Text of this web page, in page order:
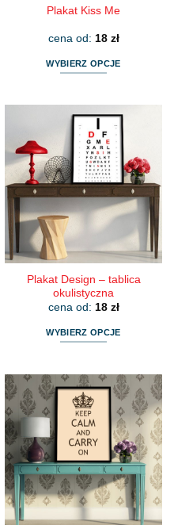
Plakat Kiss Me
cena od: 18 zł
WYBIERZ OPCJE
ma
wiele
wariantów.
Opcje
można
wybrać
na
stronie
produktu
Plakat Design – tablica
okulistyczna
cena od: 18 zł
WYBIERZ OPCJE
ma
wiele
wariantów.
Opcje
można
wybrać
na
stronie
produktu